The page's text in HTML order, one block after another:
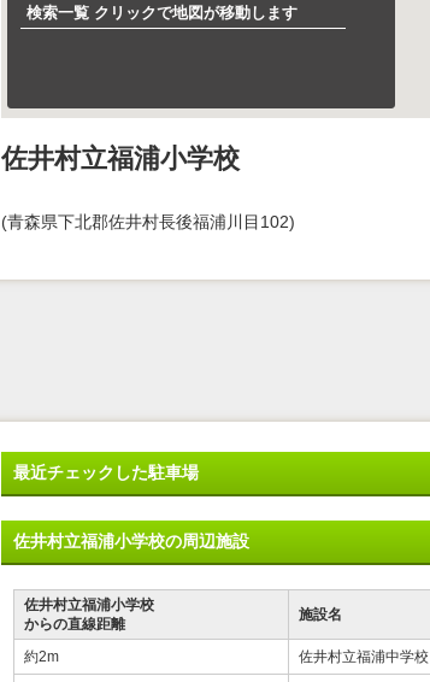
検索一覧 クリックで地図が移動します
佐井村立福浦小学校
(青森県下北郡佐井村長後福浦川目102)
最近チェックした駐車場
佐井村立福浦小学校の周辺施設
佐井村立福浦小学校
からの直線距離
施設名
約2m 佐井村立福浦中学校